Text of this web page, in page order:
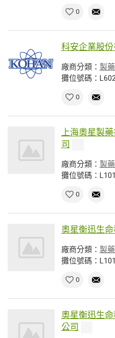
0
科安企業股份
廠商分類： 製
攤位號碼：
0
上海奧星製
司
廠商分類： 製
攤位號碼：
0
奧星衡迅生
廠商分類： 製
攤位號碼：
0
奧星衡迅生
公司